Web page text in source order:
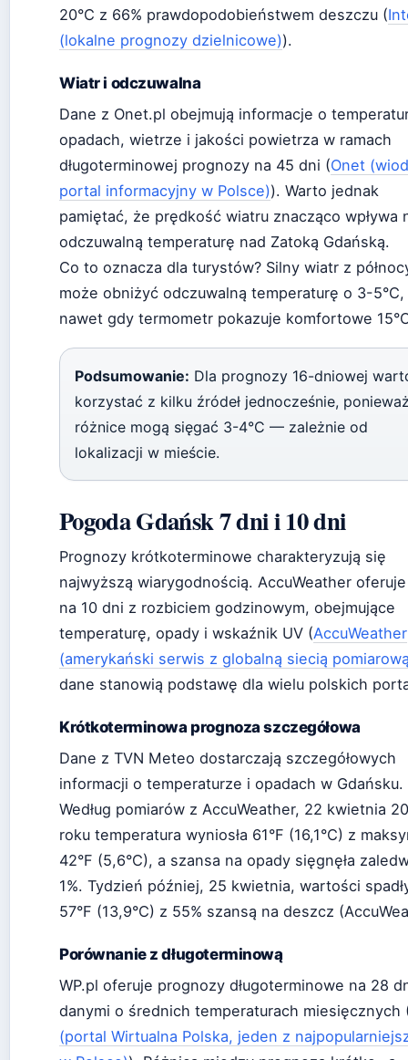
20°C z 66% prawdopodobieństwem deszczu (
(lokalne prognozy dzielnicowe)).
Wiatr i odczuwalna
Dane z Onet.pl obejmują informacje o
opadach, wietrze i jakości powietrza w ramach
długoterminowej prognozy na 45 dni (Onet
portal informacyjny w Polsce)). Warto jednak
pamiętać, że prędkość wiatru znacząco wpływa
odczuwalną temperaturę nad Zatoką Gdańską.
Co to oznacza dla turystów? Silny wiatr z
może obniżyć odczuwalną temperaturę o 3-5°C,
nawet gdy termometr pokazuje komfortowe
Podsumowanie: Dla prognozy 16-dniowej
korzystać z kilku źródeł jednocześnie,
różnice mogą sięgać 3-4°C — zależnie od
lokalizacji w mieście.
Pogoda Gdańsk 7 dni i 10 dni
Prognozy krótkoterminowe charakteryzują się
najwyższą wiarygodnością. AccuWeather
na 10 dni z rozbiciem godzinowym, obejmujące
temperaturę, opady i wskaźnik UV (AccuWeather
(amerykański serwis z globalną siecią
dane stanowią podstawę dla wielu polskich
Krótkoterminowa prognoza szczegółowa
Dane z TVN Meteo dostarczają szczegółowych
informacji o temperaturze i opadach w Gdańsku.
Według pomiarów z AccuWeather, 22 kwietnia
roku temperatura wyniosła 61°F (16,1°C) z
42°F (5,6°C), a szansa na opady sięgnęła
1%. Tydzień później, 25 kwietnia, wartości
57°F (13,9°C) z 55% szansą na deszcz
Porównanie z długoterminową
WP.pl oferuje prognozy długoterminowe na 28
danymi o średnich temperaturach miesięcznych
(portal Wirtualna Polska, jeden z